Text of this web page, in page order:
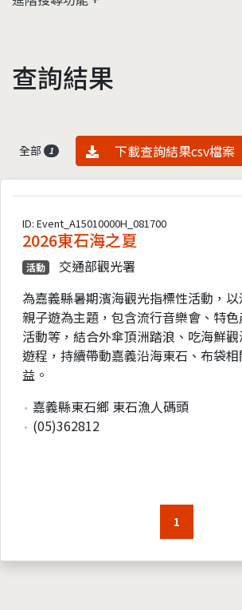
查詢結果
全部 1 資料下載
下載查詢結果csv檔案
ID: Event_A15010000H_081700
2026東石海之夏
活動
交通部觀光署
為嘉義縣暑期濱海觀光指標性活動，
親子遊為主題，包含流行音樂會、特
活動等，結合外傘頂洲踏浪、吃海鮮
遊程，持續帶動嘉義沿海東石、布袋
益。
嘉義縣東石鄉 東石漁人碼頭
(05)362812
1